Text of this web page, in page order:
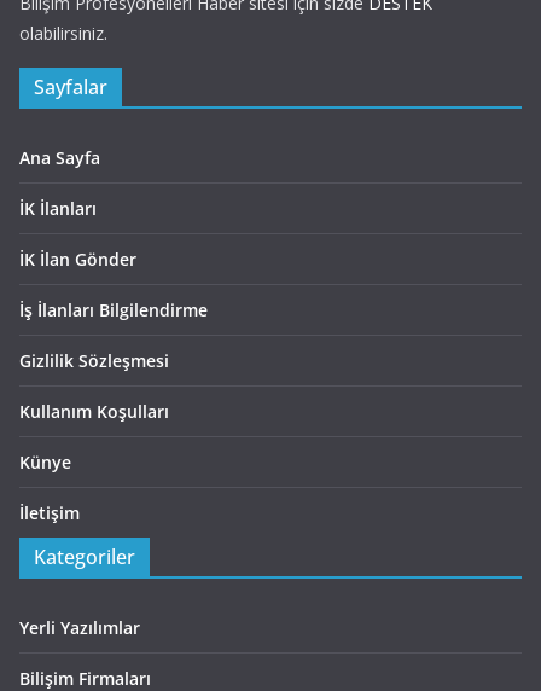
olabilirsiniz.
Sayfalar
Ana Sayfa
İK İlanları
İK İlan Gönder
İş İlanları Bilgilendirme
Gizlilik Sözleşmesi
Kullanım Koşulları
Künye
İletişim
Kategoriler
Yerli Yazılımlar
Bilişim Firmaları